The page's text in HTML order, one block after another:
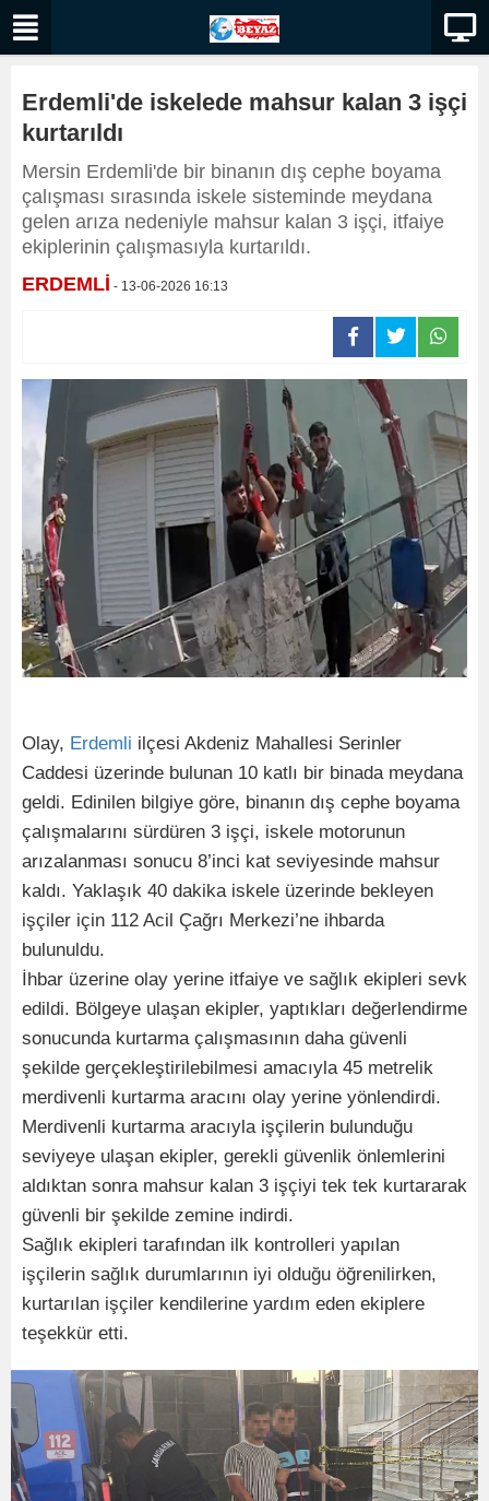
Erdemli'de iskelede mahsur kalan 3 işçi
kurtarıldı
Mersin Erdemli'de bir binanın dış cephe boyama
çalışması sırasında iskele sisteminde meydana
gelen arıza nedeniyle mahsur kalan 3 işçi, itfaiye
ekiplerinin çalışmasıyla kurtarıldı.
ERDEMLİ - 13-06-2026 16:13
Olay, Erdemli ilçesi Akdeniz Mahallesi Serinler
Caddesi üzerinde bulunan 10 katlı bir binada meydana
geldi. Edinilen bilgiye göre, binanın dış cephe boyama
çalışmalarını sürdüren 3 işçi, iskele motorunun
arızalanması sonucu 8’inci kat seviyesinde mahsur
kaldı. Yaklaşık 40 dakika iskele üzerinde bekleyen
işçiler için 112 Acil Çağrı Merkezi’ne ihbarda
bulunuldu.
İhbar üzerine olay yerine itfaiye ve sağlık ekipleri sevk
edildi. Bölgeye ulaşan ekipler, yaptıkları değerlendirme
sonucunda kurtarma çalışmasının daha güvenli
şekilde gerçekleştirilebilmesi amacıyla 45 metrelik
merdivenli kurtarma aracını olay yerine yönlendirdi.
Merdivenli kurtarma aracıyla işçilerin bulunduğu
seviyeye ulaşan ekipler, gerekli güvenlik önlemlerini
aldıktan sonra mahsur kalan 3 işçiyi tek tek kurtararak
güvenli bir şekilde zemine indirdi.
Sağlık ekipleri tarafından ilk kontrolleri yapılan
işçilerin sağlık durumlarının iyi olduğu öğrenilirken,
kurtarılan işçiler kendilerine yardım eden ekiplere
teşekkür etti.